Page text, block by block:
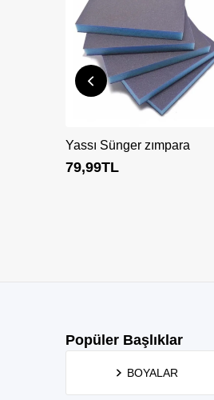
Yassı Sünger zımpara
79,99TL
Popüler Başlıklar
BOYALAR